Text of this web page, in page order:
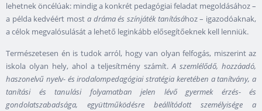
lehetnek öncélúak: mindig a konkrét pedagógiai feladat megoldásához –
a példa kedvéért most a dráma és színjáték tanításához – igazodóaknak,
a célok megvalósulását a lehető leginkább elősegítőeknek kell lenniük.
Természetesen én is tudok arról, hogy van olyan felfogás, miszerint az
iskola olyan hely, ahol a teljesítmény számít.A szemlélődő, hozzáadó,
haszonelvű nyelv- és irodalompedagógiai stratégia keretében a tanítvány, a
tanítási és tanulási folyamatban jelen lévő gyermek érzés- és
gondolatszabadsága, együttműködésre beállítódott személyisége a